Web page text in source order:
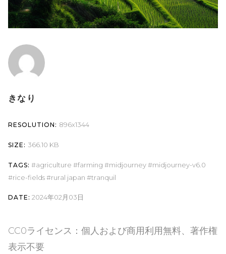
きなり
RESOLUTION: 896x1344
SIZE: 366.10 KB
TAGS: agriculture farming midjourney
midjourney-v6.0
rice-fields
rural japan tranquil
DATE: 2024年02月03日
CC0ライセンス：個人および商用利用無料、著作権
表示不要